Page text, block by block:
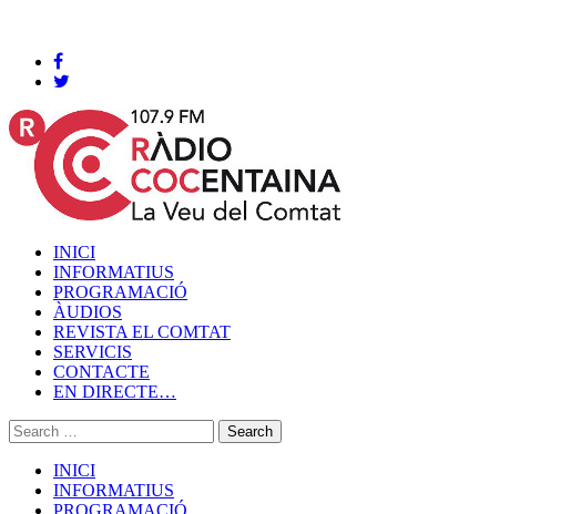
INICI
INFORMATIUS
PROGRAMACIÓ
ÀUDIOS
REVISTA EL COMTAT
SERVICIS
CONTACTE
EN DIRECTE…
INICI
INFORMATIUS
PROGRAMACIÓ